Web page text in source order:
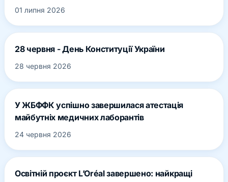
01 липня 2026
28 червня - День Конституції України
28 червня 2026
У ЖБФФК успішно завершилася атестація
майбутніх медичних лаборантів
24 червня 2026
Освітній проєкт L’Oréal завершено: найкращі